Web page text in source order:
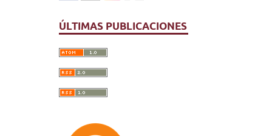
ÚLTIMAS PUBLICACIONES